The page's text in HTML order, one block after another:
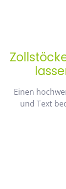
Einen
und Text